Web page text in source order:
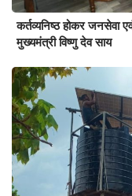
कर्तव्यनिष्ठ होकर जनसेवा
मुख्यमंत्री विष्णु देव साय